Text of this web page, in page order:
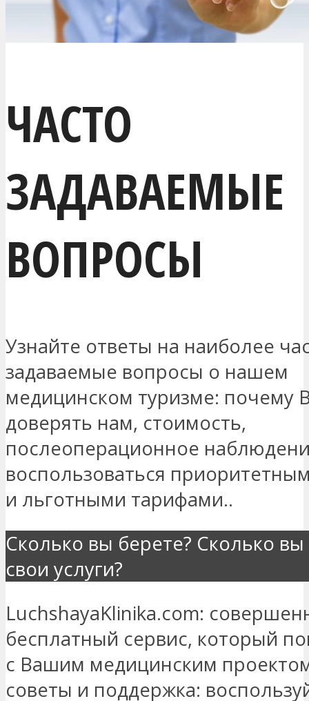
ЧАСТО
ЗАДАВАЕМЫЕ
ВОПРОСЫ
Узнайте ответы на наиболее
задаваемые вопросы о нашем
медицинском туризме: почему
доверять нам, стоимость,
послеоперационное
воспользоваться
и льготными тарифами..
Сколько вы берете? Сколько вы
свои услуги?
LuchshayaKlinika.com:
бесплатный сервис, который
с Вашим медицинским
советы и поддержка: